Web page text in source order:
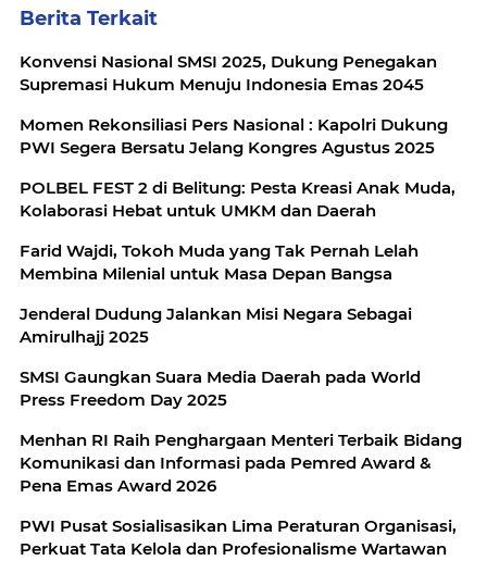
Berita Terkait
Konvensi Nasional SMSI 2025, Dukung Penegakan
Supremasi Hukum Menuju Indonesia Emas 2045
Momen Rekonsiliasi Pers Nasional : Kapolri Dukung
PWI Segera Bersatu Jelang Kongres Agustus 2025
POLBEL FEST 2 di Belitung: Pesta Kreasi Anak Muda,
Kolaborasi Hebat untuk UMKM dan Daerah
Farid Wajdi, Tokoh Muda yang Tak Pernah Lelah
Membina Milenial untuk Masa Depan Bangsa
Jenderal Dudung Jalankan Misi Negara Sebagai
Amirulhajj 2025
SMSI Gaungkan Suara Media Daerah pada World
Press Freedom Day 2025
Menhan RI Raih Penghargaan Menteri Terbaik Bidang
Komunikasi dan Informasi pada Pemred Award &
Pena Emas Award 2026
PWI Pusat Sosialisasikan Lima Peraturan Organisasi,
Perkuat Tata Kelola dan Profesionalisme Wartawan